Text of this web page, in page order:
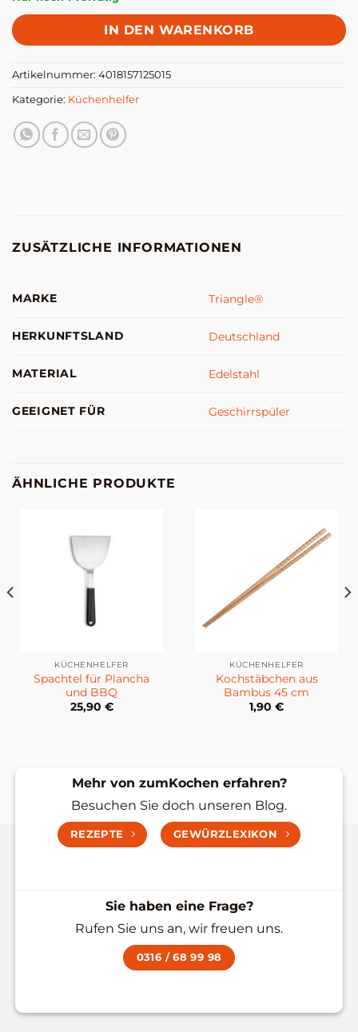
IN DEN WARENKORB
Artikelnummer: 4018157125015
Kategorie: Küchenhelfer
ZUSÄTZLICHE INFORMATIONEN
MARKE Triangle®
HERKUNFTSLAND Deutschland
MATERIAL Edelstahl
GEEIGNET FÜR Geschirrspüler
ÄHNLICHE PRODUKTE
KÜCHENHELFER
Spachtel für Plancha
und BBQ
25,90 €
KÜCHENHELFER
Kochstäbchen aus
Bambus 45 cm
1,90 €
Mehr von zumKochen erfahren?
Besuchen Sie doch unseren Blog.
REZEPTE GEWÜRZLEXIKON
Sie haben eine Frage?
Rufen Sie uns an, wir freuen uns.
0316 / 68 99 98